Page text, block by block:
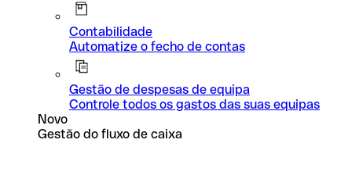
Contabilidade
Automatize o fecho de contas
Gestão de despesas de equipa
Controle todos os gastos das suas equipas
Novo
Gestão do fluxo de caixa